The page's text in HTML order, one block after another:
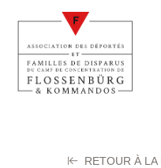
RETOUR À